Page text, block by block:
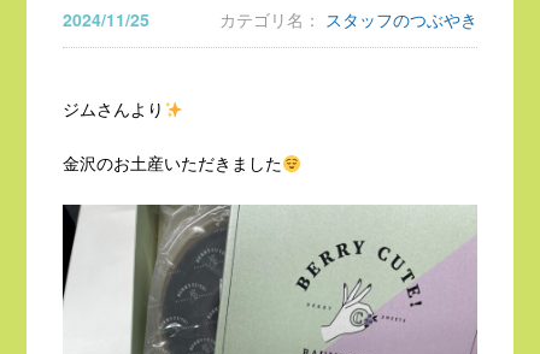
2024/11/25 カテゴリ名： スタッフのつぶやき
ジムさんより
金沢のお土産いただきました